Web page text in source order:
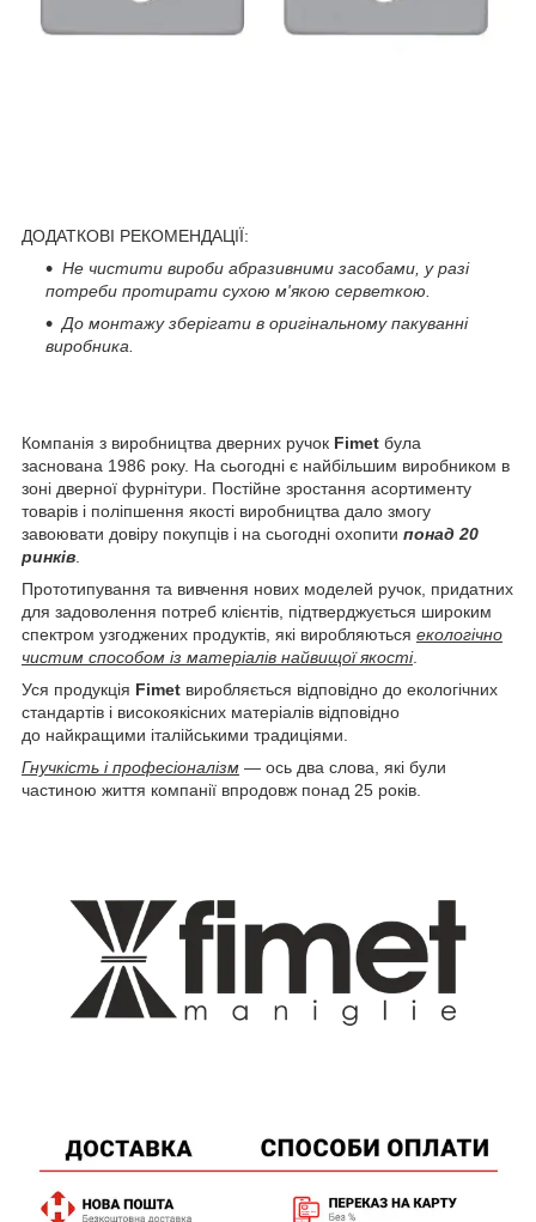
ДОДАТКОВІ РЕКОМЕНДАЦІЇ:
Не чистити вироби абразивними засобами, у разі
потреби протирати сухою м'якою серветкою.
До монтажу зберігати в оригінальному пакуванні
виробника.
Компанія з виробництва дверних ручок Fimet була
заснована 1986 року. На сьогодні є найбільшим виробником в
зоні дверної фурнітури. Постійне зростання асортименту
товарів і поліпшення якості виробництва дало змогу
завоювати довіру покупців і на сьогодні охопити понад 20
ринків.
Прототипування та вивчення нових моделей ручок, придатних
для задоволення потреб клієнтів, підтверджується широким
спектром узгоджених продуктів, які виробляються екологічно
чистим способом із матеріалів найвищої якості.
Уся продукція Fimet виробляється відповідно до екологічних
стандартів і високоякісних матеріалів відповідно
до найкращими італійськими традиціями.
Гнучкість і професіоналізм — ось два слова, які були
частиною життя компанії впродовж понад 25 років.